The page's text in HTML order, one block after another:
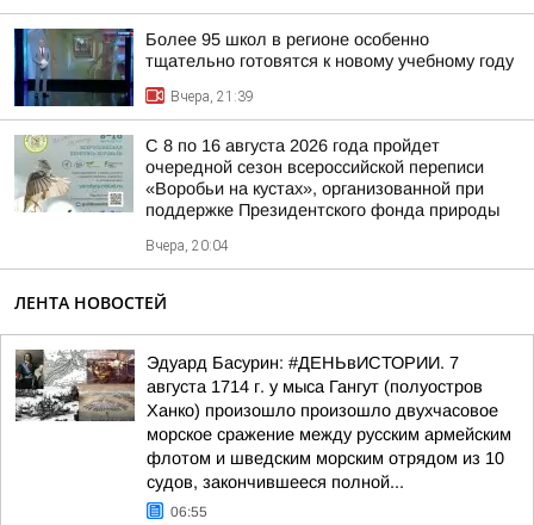
Более 95 школ в регионе особенно
тщательно готовятся к новому учебному году
Вчера, 21:39
С 8 по 16 августа 2026 года пройдет
очередной сезон всероссийской переписи
«Воробьи на кустах», организованной при
поддержке Президентского фонда природы
Вчера, 20:04
ЛЕНТА НОВОСТЕЙ
Эдуард Басурин: #ДЕНЬвИСТОРИИ. 7
августа 1714 г. у мыса Гангут (полуостров
Ханко) произошло произошло двухчасовое
морское сражение между русским армейским
флотом и шведским морским отрядом из 10
судов, закончившееся полной...
06:55